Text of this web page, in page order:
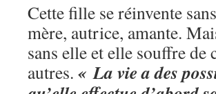
Cette fille se réinvente
mère, autrice, amante.
sans elle et elle souffre de
autres. « La vie a des